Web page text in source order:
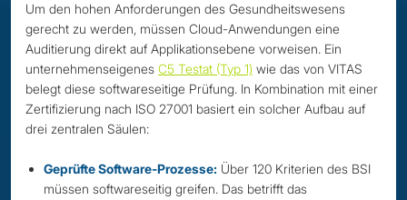
Um den hohen Anforderungen des Gesundheitswesens
gerecht zu werden, müssen Cloud-Anwendungen eine
Auditierung direkt auf Applikationsebene vorweisen. Ein
unternehmenseigenes C5 Testat (Typ 1) wie das von VITAS
belegt diese softwareseitige Prüfung. In Kombination mit einer
Zertifizierung nach ISO 27001 basiert ein solcher Aufbau auf
drei zentralen Säulen:
Geprüfte Software-Prozesse: Über 120 Kriterien des BSI
müssen softwareseitig greifen. Das betrifft das